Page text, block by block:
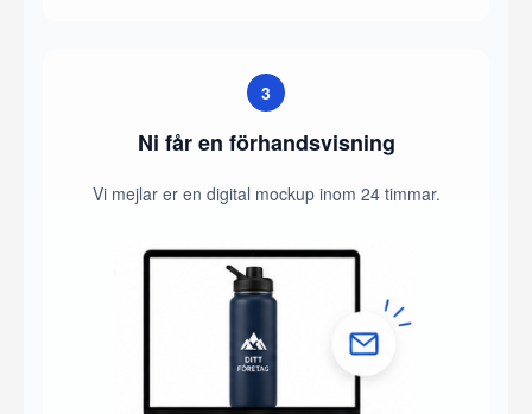
3
Ni får en förhandsvisning
Vi mejlar er en digital mockup inom 24 timmar.